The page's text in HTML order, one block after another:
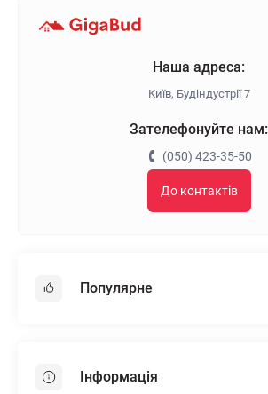
Наша адреса:
Київ, Будіндустрії 7
Зателефонуйте нам:
(050) 423-35-50
До контактів
Популярне
Пінопласт
Інформація